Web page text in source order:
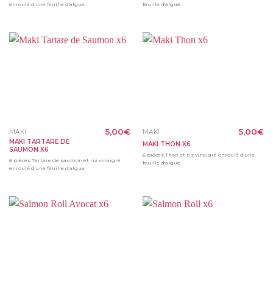
enroulé d'une feuille d'algue.
feuille d'algue.
MAKI
MAKI TARTARE DE
SAUMON X6
5,00€
6 pièces Tartare de saumon et riz vinaigré
enroulé d'une feuille d'algue.
MAKI
MAKI THON X6
5,00€
6 pièces Thon et riz vinaigré enroulé d'une
feuille d'algue.